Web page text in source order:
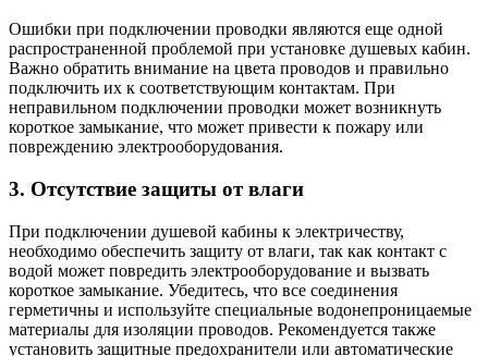
Ошибки при подключении проводки являются еще одной
распространенной проблемой при установке душевых кабин.
Важно обратить внимание на цвета проводов и правильно
подключить их к соответствующим контактам. При
неправильном подключении проводки может возникнуть
короткое замыкание, что может привести к пожару или
повреждению электрооборудования.
3. Отсутствие защиты от влаги
При подключении душевой кабины к электричеству,
необходимо обеспечить защиту от влаги, так как контакт с
водой может повредить электрооборудование и вызвать
короткое замыкание. Убедитесь, что все соединения
герметичны и используйте специальные водонепроницаемые
материалы для изоляции проводов. Рекомендуется также
установить защитные предохранители или автоматические